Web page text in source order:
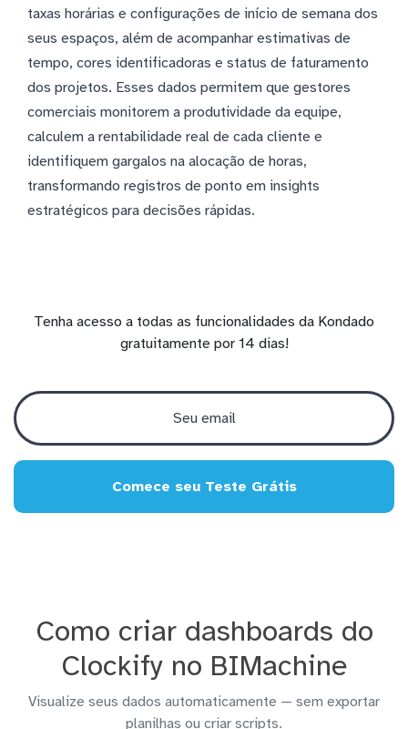
taxas horárias e configurações de início de semana dos
seus espaços, além de acompanhar estimativas de
tempo, cores identificadoras e status de faturamento
dos projetos. Esses dados permitem que gestores
comerciais monitorem a produtividade da equipe,
calculem a rentabilidade real de cada cliente e
identifiquem gargalos na alocação de horas,
transformando registros de ponto em insights
estratégicos para decisões rápidas.
Tenha acesso a todas as funcionalidades da Kondado
gratuitamente por 14 dias!
Comece seu Teste Grátis
Como criar dashboards do
Clockify no BIMachine
Visualize seus dados automaticamente — sem exportar
planilhas ou criar scripts.